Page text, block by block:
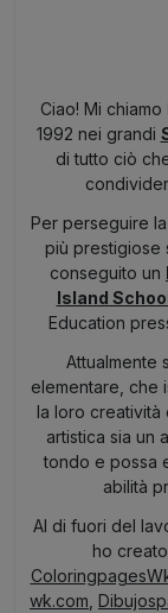
Ciao! Mi chiamo
1992 nei grandi
di tutto ciò
Per perseguire
più prestigiose
conseguito un
Island
Education
Attualmente
elementare, che
la loro creatività
artistica sia un
tondo e possa
abilità
Al di fuori del
ho
wk.com